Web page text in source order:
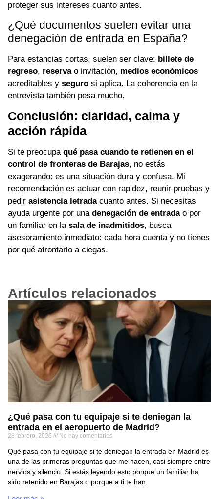
proteger sus intereses cuanto antes.
¿Qué documentos suelen evitar una
denegación de entrada en España?
Para estancias cortas, suelen ser clave: billete de
regreso, reservao invitación, medios económicos
acreditables y seguro si aplica. La coherencia en la
entrevista también pesa mucho.
Conclusión: claridad, calma y
acción rápida
Si te preocupa qué pasa cuando te retienen en el
control de fronteras de Barajas, no estás
exagerando: es una situación dura y confusa. Mi
recomendación es actuar con rapidez, reunir pruebas y
pedir asistencia letradacuanto antes. Si necesitas
ayuda urgente por una denegación de entradao por
un familiar en la sala de inadmitidos, busca
asesoramiento inmediato: cada hora cuenta y no tienes
por qué afrontarlo a ciegas.
Artículos relacionados
¿Qué pasa con tu equipaje si te deniegan la
entrada en el aeropuerto de Madrid?
28 febrero, 2026 No hay comentarios
Qué pasa con tu equipaje si te deniegan la entrada en Madrid es
una de las primeras preguntas que me hacen, casi siempre entre
nervios y silencio. Si estás leyendo esto porque un familiar ha
sido retenido en Barajas o porque a ti te han